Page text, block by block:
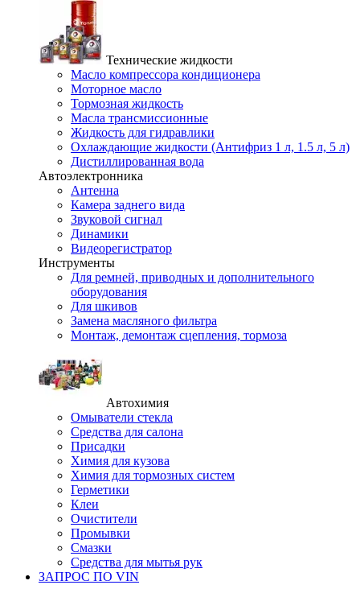
Технические жидкости
Масло компрессора кондиционера
Моторное масло
Тормозная жидкость
Масла трансмиссионные
Жидкость для гидравлики
Охлаждающие жидкости (Антифриз 1 л, 1.5 л, 5 л)
Дистиллированная вода
Автоэлектронника
Антенна
Камера заднего вида
Звуковой сигнал
Динамики
Видеорегистратор
Инструменты
Для ремней, приводных и дополнительного
оборудования
Для шкивов
Замена масляного фильтра
Монтаж, демонтаж сцепления, тормоза
Автохимия
Омыватели стекла
Средства для салона
Присадки
Химия для кузова
Химия для тормозных систем
Герметики
Клеи
Очистители
Промывки
Смазки
Средства для мытья рук
ЗАПРОС ПО VIN